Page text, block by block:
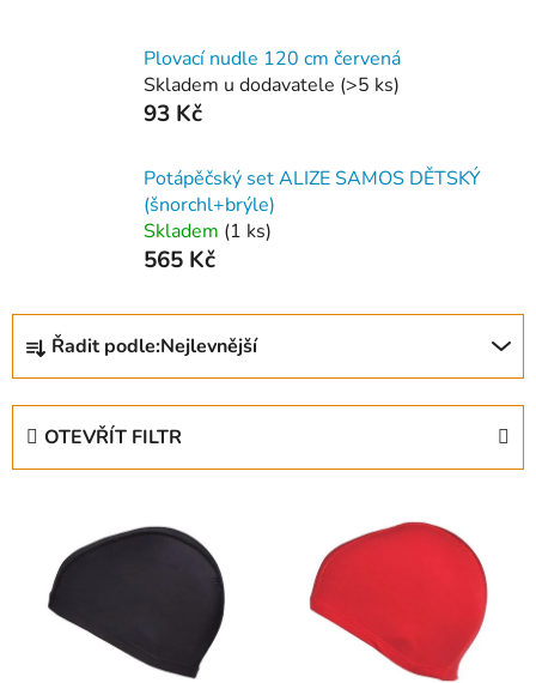
Plovací nudle 120 cm červená
Skladem u dodavatele (>5 ks)
93 Kč
Potápěčský set ALIZE SAMOS DĚTSKÝ
(šnorchl+brýle)
Skladem (1 ks)
565 Kč
z
Řadit podle:Nejlevnější
OTEVŘÍT FILTR